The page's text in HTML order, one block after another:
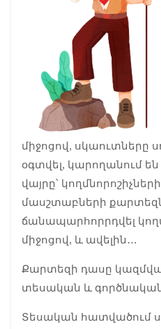
միջոցով, սկաուտները
օգտվել, կարողանում են
վայրը՝
մասշտաբների
ճանապարհորրդվել
միջոցով, և ավելին…
Քարտեզի դասը
տեսական և
Տեսական հատվածում